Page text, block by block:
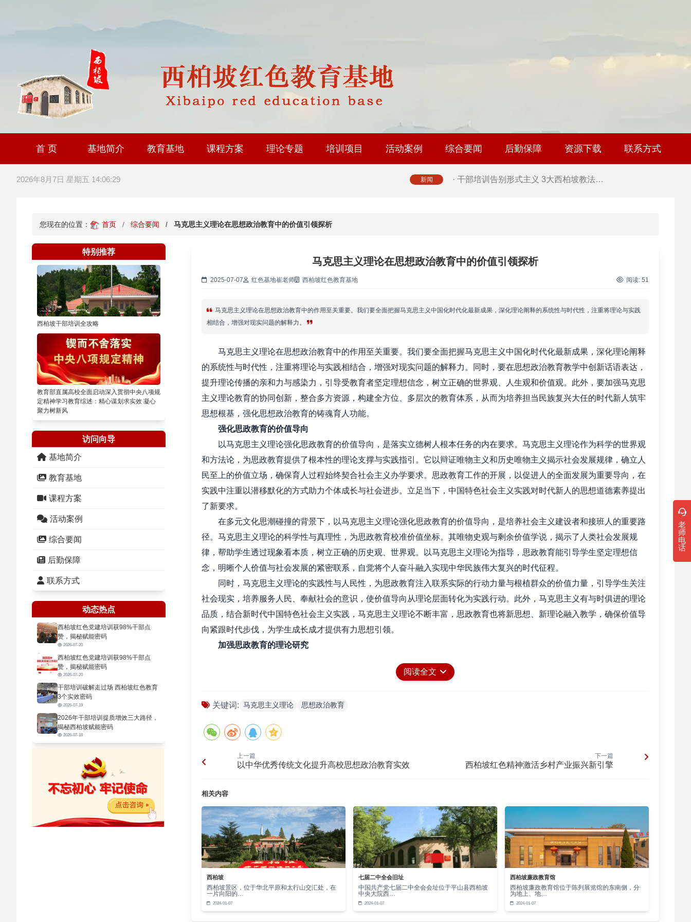
首 页 基地简介 教育基地 课程方案 理论专题 培训项目
政协委员履职能力提升
人大代表履职能力提升
工会系统干部研修
乡村振兴专题培训
社会治理专题培训
中层履职能力提升
大思政课实践研修
红色教育研学课程
活动案例 综合要闻 后勤保障 资源下载 联系方式
2026年8月7日 星期五 14:06:30 新闻
· 2026年干部培训提质增效三大路径，揭…
· 新时代干部培训筑牢理想信念，探秘西…
· 干部培训告别形式主义 3大西柏坡教法…
· 筑牢新时代干部信仰根基 西柏坡3招给…
· 新时代干部培训筑牢理想信念，探秘西…
您现在的位置： 首页 综合要闻 马克思主义理论在思想政治教育中的价值引领探析
特别推荐
西柏坡干部培训全攻略
教育部直属高校全面启动深入贯彻中央八项规
定精神学习教育综述：精心谋划求实效 凝心
聚力树新风
访问向导
基地简介
教育基地
课程方案
活动案例
综合要闻
后勤保障
联系方式
动态热点
西柏坡红色党建培训获98%干部点
赞，揭秘赋能密码
2026-07-20
西柏坡红色党建培训获98%干部点
赞，揭秘赋能密码
2026-07-20
干部培训破解走过场 西柏坡红色教育
3个实效密码
2026-07-19
2026年干部培训提质增效三大路径，
揭秘西柏坡赋能密码
2026-07-18
马克思主义理论在思想政治教育中的价值引领探析
2025-07-07 红色基地崔老师 西柏坡红色教育基地 阅读: 51
马克思主义理论在思想政治教育中的作用至关重要。我们要全面把握马克思主义中国化时代化最新成果，深化理论阐释的系统性与时代性，注重将理论与实践
相结合，增强对现实问题的解释力。
马克思主义理论在思想政治教育中的作用至关重要。我们要全面把握马克思主义中国化时代化最新成果，深化理论阐释
的系统性与时代性，注重将理论与实践相结合，增强对现实问题的解释力。同时，要在思想政治教育教学中创新话语表达，
提升理论传播的亲和力与感染力，引导受教育者坚定理想信念，树立正确的世界观、人生观和价值观。此外，要加强马克思
主义理论教育的协同创新，整合多方资源，构建全方位、多层次的教育体系，从而为培养担当民族复兴大任的时代新人筑牢
思想根基，强化思想政治教育的铸魂育人功能。
强化思政教育的价值导向
以马克思主义理论强化思政教育的价值导向，是落实立德树人根本任务的内在要求。马克思主义理论作为科学的世界观
和方法论，为思政教育提供了根本性的理论支撑与实践指引。它以辩证唯物主义和历史唯物主义揭示社会发展规律，确立人
民至上的价值立场，确保育人过程始终契合社会主义办学要求。思政教育工作的开展，以促进人的全面发展为重要导向，在
实践中注重以潜移默化的方式助力个体成长与社会进步。立足当下，中国特色社会主义实践对时代新人的思想道德素养提出
了新要求。
在多元文化思潮碰撞的背景下，以马克思主义理论强化思政教育的价值导向，是培养社会主义建设者和接班人的重要路
径。马克思主义理论的科学性与真理性，为思政教育校准价值坐标。其唯物史观与剩余价值学说，揭示了人类社会发展规
律，帮助学生透过现象看本质，树立正确的历史观、世界观。以马克思主义理论为指导，思政教育能引导学生坚定理想信
念，明晰个人价值与社会发展的紧密联系，自觉将个人奋斗融入实现中华民族伟大复兴的时代征程。
同时，马克思主义理论的实践性与人民性，为思政教育注入联系实际的行动力量与根植群众的价值力量，引导学生关注
社会现实，培养服务人民、奉献社会的意识，使价值导向从理论层面转化为实践行动。此外，马克思主义有与时俱进的理论
品质，结合新时代中国特色社会主义实践，马克思主义理论不断丰富，思政教育也将新思想、新理论融入教学，确保价值导
向紧跟时代步伐，为学生成长成才提供有力思想引领。
加强思政教育的理论研究
克思主义基本理论和“两个结合”理论成果等教学任务，须始终保持与时代同频共振，保持同中国实际的紧密联系。在阐释和
如，引导时代新人准确认识中华民族伟大复兴的战略全局和世界百年未有之大变局成为思政教育的重要使命，这为思政教育
带来了前所未有的挑战和机遇。在“两个大局”交互影响的今天，时代新人展现出了不同于以往的思维特质与行为特点。因
此，理论引领工作必须参照当下时代新人思想的新特点，创新话语表达方式，使得理论引领既“走新”又“进心”。
面对新的挑战，思政教育体系建构要全面把握重大时代课题的内在联系及其主要内容，以培育时代新人深入理解马克思
主义中国化时代化的理论内涵。其一，在学科知识体系建设中增强原创性知识供给能力。其中既包括国家层面的政治教育和
力。比如，针对新质生产力这一重要命题，要以思政教育学科视角，对新质生产力的内涵、特征、优势等进行学理探讨。其
三，在多元性知识交互中增强话语体系的对话力。思政教育话语体系的建构要深入挖掘马克思主义理论的学理支撑，以及中
华优秀传统文化的知识根脉。用中国梦诠释国家发展愿景，以人民至上彰显价值追求，让理论话语既有高度又有温度，增强
话语的感染力与说服力。
加强话语体系的内容支撑
马克思主义理论作为科学的思想体系，为话语体系提供了不可替代的内容支撑，从理论根基、价值导向到实践指引，全
方位增强话语的说服力、感召力与生命力。马克思主义理论的科学性为话语体系筑牢真理根基。这种科学性不仅体现于理论
本身的逻辑自洽，更通过实践的成功转化为具象化的教育资源，使抽象理论与鲜活现实形成互证。中国特色社会主义实践取
阅读全文
关键词: 马克思主义理论 思想政治教育
上一篇
以中华优秀传统文化提升高校思想政治教育实效
下一篇
西柏坡红色精神激活乡村产业振兴新引擎
相关内容
西柏坡
西柏坡景区，位于华北平原和太行山交汇处，在
一片向阳的…
2024-01-07
七届二中全会旧址
中国共产党七届二中全会会址位于平山县西柏坡
中央大院西…
2024-01-07
西柏坡廉政教育馆
西柏坡廉政教育馆位于陈列展览馆的东南侧，分
为地上、地…
2024-01-07
老
师
电
话